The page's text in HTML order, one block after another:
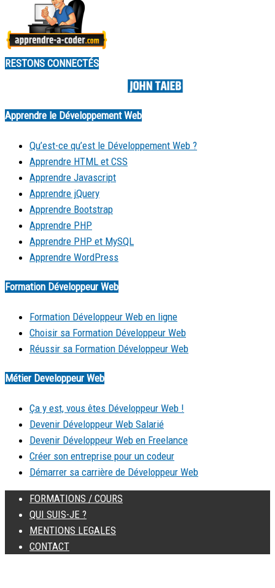
RESTONS CONNECTÉS
Apprendre le Développement Web
Qu’est-ce qu’est le Développement Web ?
Apprendre HTML et CSS
Apprendre Javascript
Apprendre jQuery
Apprendre Bootstrap
Apprendre PHP
Apprendre PHP et MySQL
Apprendre WordPress
Formation Développeur Web
Formation Développeur Web en ligne
Choisir sa Formation Développeur Web
Réussir sa Formation Développeur Web
Métier Developpeur Web
Ça y est, vous êtes Développeur Web !
Devenir Développeur Web Salarié
Devenir Développeur Web en Freelance
Créer son entreprise pour un codeur
Démarrer sa carrière de Développeur Web
FORMATIONS / COURS
QUI SUIS-JE ?
MENTIONS LEGALES
CONTACT